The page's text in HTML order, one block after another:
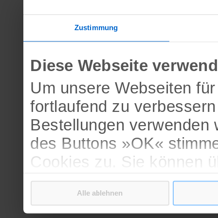
Zustimmung
Diese Webseite
Um unsere Webseiten
fortlaufend zu
Bestellungen
des Buttons »OK«
Cookies zu. Sie können
verschiedenen Cookies
bestätigen.
Alle ablehnen